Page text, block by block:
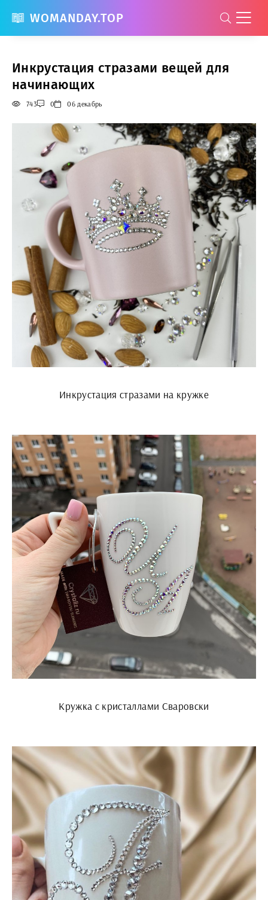
WOMANDAY.TOP
Инкрустация стразами вещей для
начинающих
743 0 06 декабрь
Инкрустация стразами на кружке
Кружка с кристаллами Сваровски